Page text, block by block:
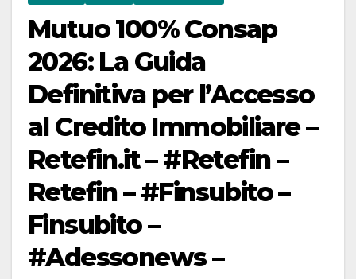
Mutuo 100% Consap
2026: La Guida
Definitiva per l’Accesso
al Credito Immobiliare –
Retefin.it – #Retefin –
Retefin – #Finsubito –
Finsubito –
#Adessonews –